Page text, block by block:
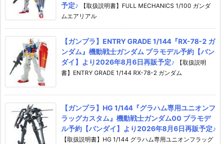
予定♪
【取扱説明書】FULL MECHANICS 1/100 ガンダ
ムエアリアル
【ガンプラ】ENTRY GRADE 1/144『RX-78-2 ガ
ンダム』機動戦士ガンダム プラモデル予約【バン
ダイ】より2026年8月6日再販予定♪
【取扱説明
書】ENTRY GRADE 1/144 RX-78-2 ガンダム
【ガンプラ】HG 1/144『グラハム専用ユニオンフ
ラッグカスタム』機動戦士ガンダム00 プラモデ
ル予約【バンダイ】より2026年8月6日再販予定♪
【取扱説明書】HG 1/144 グラハム専用ユニオンフラッグ